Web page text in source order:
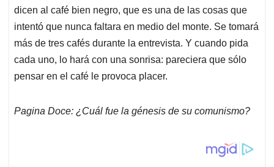
dicen al café bien negro, que es una de las cosas que
intentó que nunca faltara en medio del monte. Se tomará
más de tres cafés durante la entrevista. Y cuando pida
cada uno, lo hará con una sonrisa: pareciera que sólo
pensar en el café le provoca placer.
Pagina Doce: ¿Cuál fue la génesis de su comunismo?